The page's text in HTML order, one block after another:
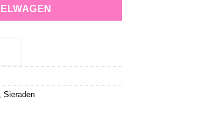
, Sieraden